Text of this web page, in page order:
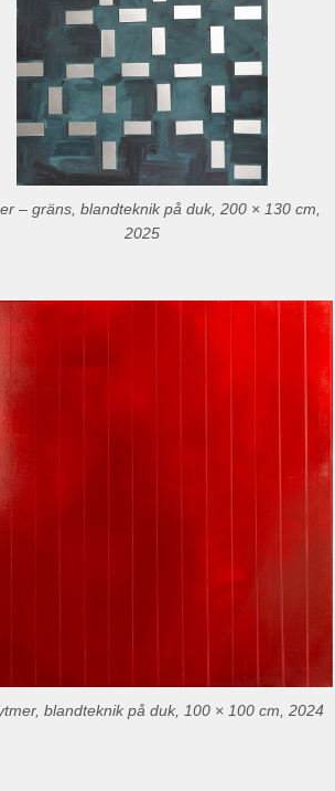
– gräns, blandteknik på duk, 200 × 130 cm,
2025
blandteknik på duk, 100 × 100 cm, 2024